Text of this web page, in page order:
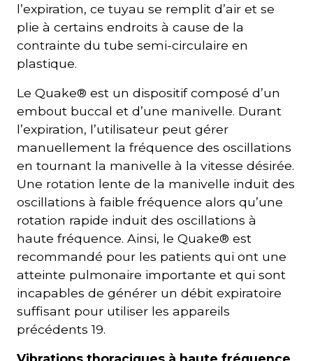
l’expiration, ce tuyau se remplit d’air et se
plie à certains endroits à cause de la
contrainte du tube semi-circulaire en
plastique.
Le Quake® est un dispositif composé d’un
embout buccal et d’une manivelle. Durant
l’expiration, l’utilisateur peut gérer
manuellement la fréquence des oscillations
en tournant la manivelle à la vitesse désirée.
Une rotation lente de la manivelle induit des
oscillations à faible fréquence alors qu’une
rotation rapide induit des oscillations à
haute fréquence. Ainsi, le Quake® est
recommandé pour les patients qui ont une
atteinte pulmonaire importante et qui sont
incapables de générer un débit expiratoire
suffisant pour utiliser les appareils
précédents 19.